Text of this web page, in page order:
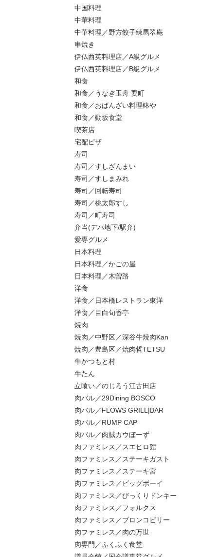
中国料理
中華料理
中華料理／野方餃子練馬翠庵
串焼き
伊仏西英料理店／A級グルメ
伊仏西英料理店／B級グルメ
和食
和食／うなぎ玉舟 要町
和食／おばんざい料理鉢や
和食／動坂食堂
喫茶店
宅配ピザ
寿司
寿司／すしざんまい
寿司／すしまみれ
寿司／回転寿司
寿司／桃太郎すし
寿司／町寿司
弁当(デパ地下/駅弁)
愛専グルメ
日本料理
日本料理／かごの屋
日本料理／木曽路
洋食
洋食／日本橋レストラン東洋
洋食／目白旬香亭
焼肉
焼肉／中野区／深谷牛焼肉Kan
焼肉／豊島区／焼肉哲TETSU
牛かつもと村
牛たん
立喰い／のじろう江古田店
肉バル／29Dining BOSCO
肉バル／FLOWS GRILL|BAR
肉バル／RUMP CAP
肉バル／肉賊カウぼーず
肉ファミレス／スエヒロ館
肉ファミレス／ステーキガスト
肉ファミレス／ステーキ宮
肉ファミレス／ビッグボーイ
肉ファミレス／びっくりドンキー
肉ファミレス／フォルクス
肉ファミレス／ブロンコビリー
肉ファミレス／肉の万世
肉専門／ふくふく食堂